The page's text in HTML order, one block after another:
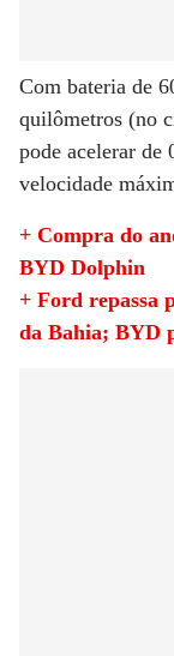
Com bateria de
quilômetros (no
pode acelerar de
velocidade
+ Compra do
BYD Dolphin
+ Ford repassa
da Bahia; BYD